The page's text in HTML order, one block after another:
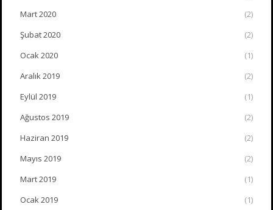
Mart 2020
(2)
Şubat 2020
(2)
Ocak 2020
(1)
Aralık 2019
(2)
Eylül 2019
(1)
Ağustos 2019
(2)
Haziran 2019
(2)
Mayıs 2019
(2)
Mart 2019
(1)
Ocak 2019
(1)